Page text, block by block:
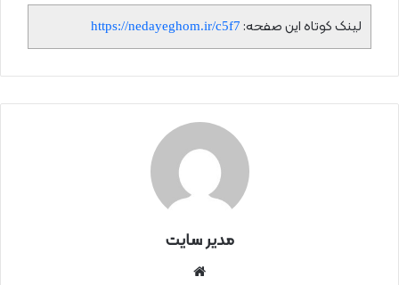
لینک کوتاه این صفحه: https://nedayeghom.ir/c5f7
مدیر سایت